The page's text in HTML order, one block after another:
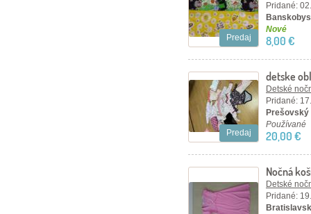
Predaj
Pridané:
Nové
8,00 €
Predaj
detske
Detské
Pridané:
Prešovský
Používané
20,00 €
Nočná
Detské
Pridané: